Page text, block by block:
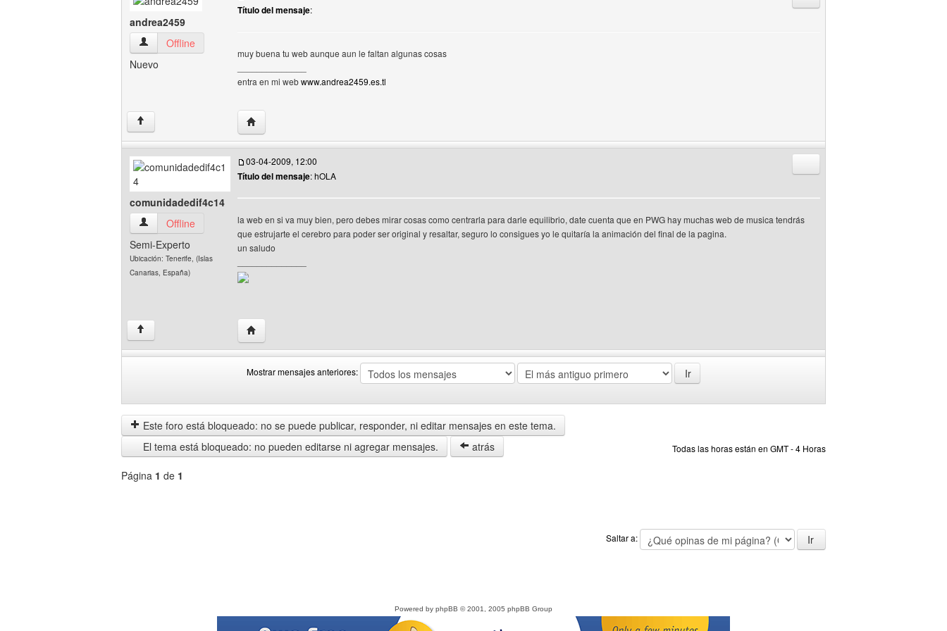
andrea2459
andrea2459 Ver perfil del usuario
Offline
Nuevo
Título del mensaje:
muy buena tu web aunque aun le faltan algunas cosas
entra en mi webwww.andrea2459.es.tl
↑ Visitar sitio web del autor: andrea2459
comunidadedif4c14
comunidadedif4c14 Ver perfil del usuario
Offline
Semi-Experto
Ubicación: Tenerife, (Islas
Canarias, España)
03-04-2009, 12:00
Título del mensaje: hOLA
la web en si va muy bien, pero debes mirar cosas como centrarla para darle equilibrio, date cuenta que en PWG hay muchas web de musica tendrás
que estrujarte el cerebro para poder ser original y resaltar, seguro lo consigues yo le quitaría la animación del final de la pagina.
un saludo
↑ Visitar sitio web del autor: comunidadedif4c14
Mostrar mensajes anteriores:
mensajes
anteriores
by
Este foro está bloqueado: no se puede publicar, responder, ni editar mensajes en este tema.
El tema está bloqueado: no pueden editarse ni agregar mensajes.
atrás Todas las horas están en GMT - 4 Horas
Página 1 de 1
Saltar a:
Powered by phpBB © 2001, 2005 phpBB Group